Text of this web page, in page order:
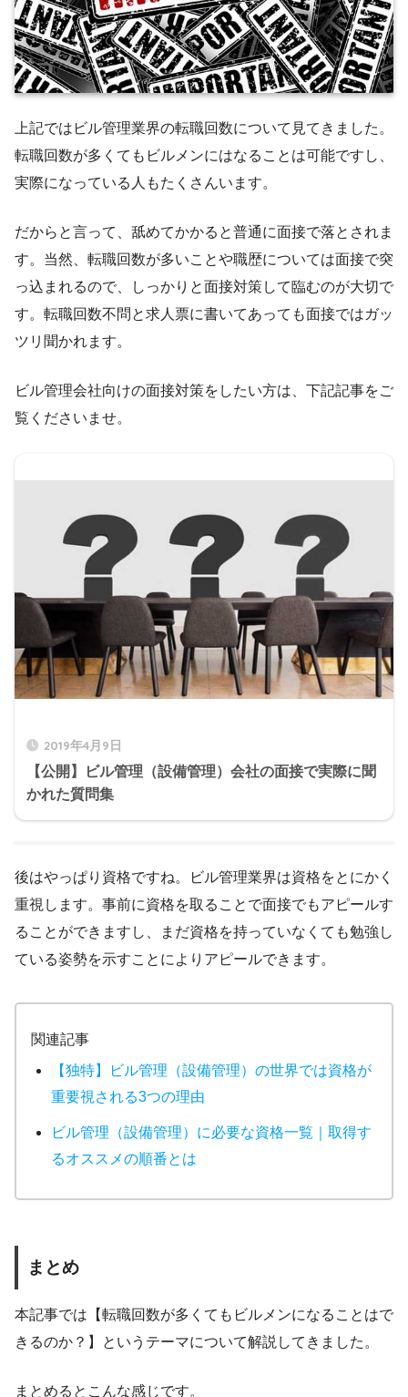
上記ではビル管理業界の転職回数について見てきました。
転職回数が多くてもビルメンにはなることは可能ですし、
実際になっている人もたくさんいます。
だからと言って、舐めてかかると普通に面接で落とされま
す。当然、転職回数が多いことや職歴については面接で突
っ込まれるので、しっかりと面接対策して臨むのが大切で
す。転職回数不問と求人票に書いてあっても面接ではガッ
ツリ聞かれます。
ビル管理会社向けの面接対策をしたい方は、下記記事をご
覧くださいませ。
2019年4月9日
【公開】ビル管理（設備管理）会社の面接で実際に聞
かれた質問集
後はやっぱり資格ですね。ビル管理業界は資格をとにかく
重視します。事前に資格を取ることで面接でもアピールす
ることができますし、まだ資格を持っていなくても勉強し
ている姿勢を示すことによりアピールできます。
関連記事
【独特】ビル管理（設備管理）の世界では資格が
重要視される3つの理由
ビル管理（設備管理）に必要な資格一覧｜取得す
るオススメの順番とは
まとめ
本記事では【転職回数が多くてもビルメンになることはで
きるのか？】というテーマについて解説してきました。
まとめるとこんな感じです。